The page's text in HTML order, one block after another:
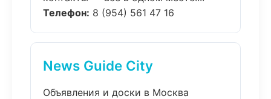
Телефон: 8 (954) 561 47 16
News Guide City
Объявления и доски в Москва